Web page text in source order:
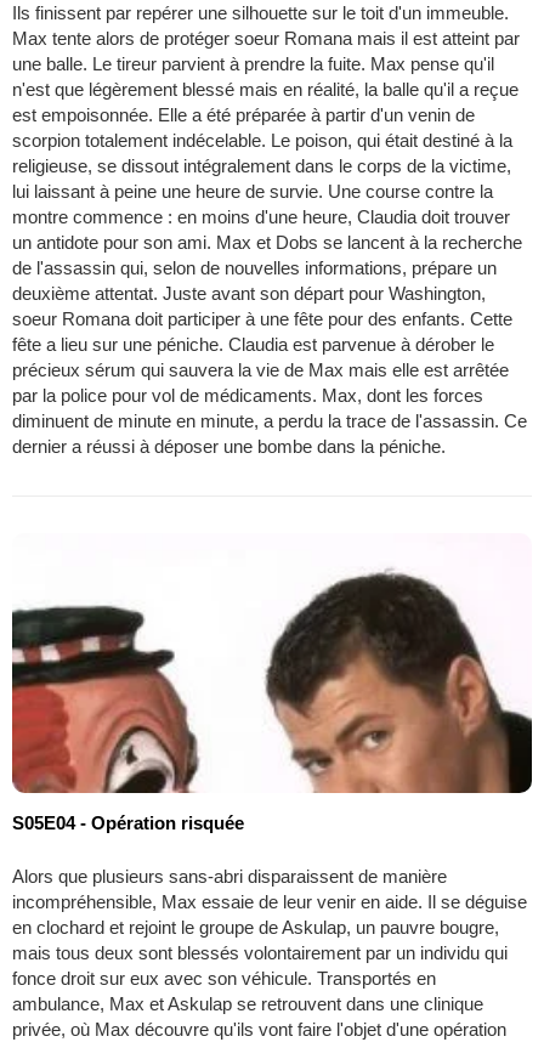
Ils finissent par repérer une silhouette sur le toit d'un immeuble.
Max tente alors de protéger soeur Romana mais il est atteint par
une balle. Le tireur parvient à prendre la fuite. Max pense qu'il
n'est que légèrement blessé mais en réalité, la balle qu'il a reçue
est empoisonnée. Elle a été préparée à partir d'un venin de
scorpion totalement indécelable. Le poison, qui était destiné à la
religieuse, se dissout intégralement dans le corps de la victime,
lui laissant à peine une heure de survie. Une course contre la
montre commence : en moins d'une heure, Claudia doit trouver
un antidote pour son ami. Max et Dobs se lancent à la recherche
de l'assassin qui, selon de nouvelles informations, prépare un
deuxième attentat. Juste avant son départ pour Washington,
soeur Romana doit participer à une fête pour des enfants. Cette
fête a lieu sur une péniche. Claudia est parvenue à dérober le
précieux sérum qui sauvera la vie de Max mais elle est arrêtée
par la police pour vol de médicaments. Max, dont les forces
diminuent de minute en minute, a perdu la trace de l'assassin. Ce
dernier a réussi à déposer une bombe dans la péniche.
S05E04 - Opération risquée
Alors que plusieurs sans-abri disparaissent de manière
incompréhensible, Max essaie de leur venir en aide. Il se déguise
en clochard et rejoint le groupe de Askulap, un pauvre bougre,
mais tous deux sont blessés volontairement par un individu qui
fonce droit sur eux avec son véhicule. Transportés en
ambulance, Max et Askulap se retrouvent dans une clinique
privée, où Max découvre qu'ils vont faire l'objet d'une opération